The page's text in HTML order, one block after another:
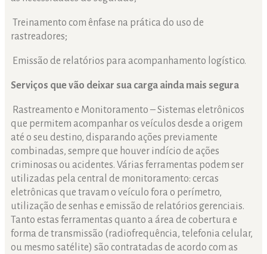
Treinamento com ênfase na prática do uso de
rastreadores;
Emissão de relatórios para acompanhamento logístico.
Serviços que vão deixar sua carga ainda mais segura
Rastreamento e Monitoramento – Sistemas eletrônicos
que permitem acompanhar os veículos desde a origem
até o seu destino, disparando ações previamente
combinadas, sempre que houver indício de ações
criminosas ou acidentes. Várias ferramentas podem ser
utilizadas pela central de monitoramento: cercas
eletrônicas que travam o veículo fora o perímetro,
utilização de senhas e emissão de relatórios gerenciais.
Tanto estas ferramentas quanto a área de cobertura e
forma de transmissão (radiofrequência, telefonia celular,
ou mesmo satélite) são contratadas de acordo com as